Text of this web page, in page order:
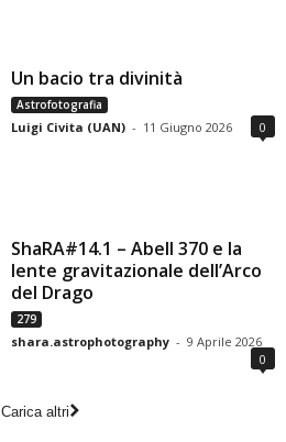
Un bacio tra divinità
Astrofotografia
Luigi Civita (UAN) - 11 Giugno 2026 0
ShaRA#14.1 – Abell 370 e la
lente gravitazionale dell’Arco
del Drago
279
shara.astrophotography - 9 Aprile 2026
0
Carica altri